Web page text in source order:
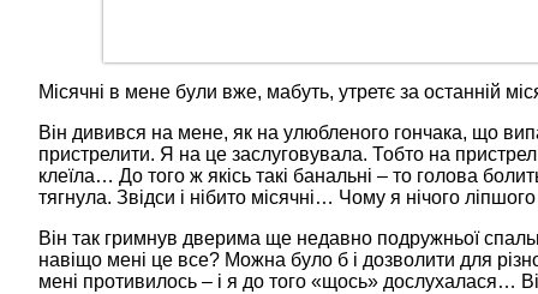
Місячні в мене були вже, мабуть, утретє за останній
Він дивився на мене, як на улюбленого гончака, що
пристрелити. Я на це заслуговувала. Тобто на
клеїла… До того ж якісь такі банальні – то голова
тягнула. Звідси і нібито місячні… Чому я нічого
Він так гримнув дверима ще недавно подружньої
навіщо мені це все? Можна було б і дозволити для
мені противилось – і я до того «щось»